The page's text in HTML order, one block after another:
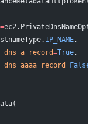
=
IP_NAME,
=True,
=False